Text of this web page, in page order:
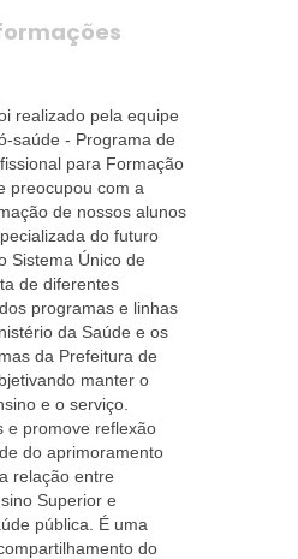
realizado pela equipe
saúde - Programa de
para Formação
preocupou com a
de nossos alunos
do futuro
Sistema Único de
de diferentes
programas e linhas
da Saúde e os
da Prefeitura de
manter o
e o serviço.
e promove reflexão
do aprimoramento
relação entre
Superior e
pública. É uma
do